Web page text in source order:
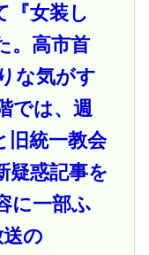
『女装し
。高市首
な気がす
では、週
旧統一教会
疑惑記事を
に一部ふ
の